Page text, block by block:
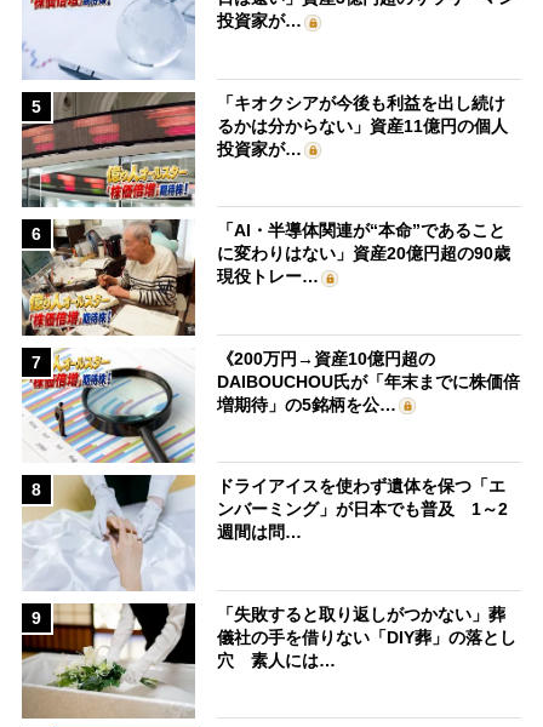
投資家が…
5
「キオクシアが今後も利益を出し続け
るかは分からない」資産11億円の個人
投資家が…
6
「AI・半導体関連が“本命”であること
に変わりはない」資産20億円超の90歳
現役トレー…
7
《200万円→資産10億円超の
DAIBOUCHOU氏が「年末までに株価倍
増期待」の5銘柄を公…
8
ドライアイスを使わず遺体を保つ「エ
ンバーミング」が日本でも普及 1～2
週間は問…
9
「失敗すると取り返しがつかない」葬
儀社の手を借りない「DIY葬」の落とし
穴 素人には…